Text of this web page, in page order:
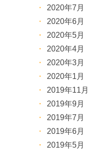
2020年7月
2020年6月
2020年5月
2020年4月
2020年3月
2020年1月
2019年11月
2019年9月
2019年7月
2019年6月
2019年5月